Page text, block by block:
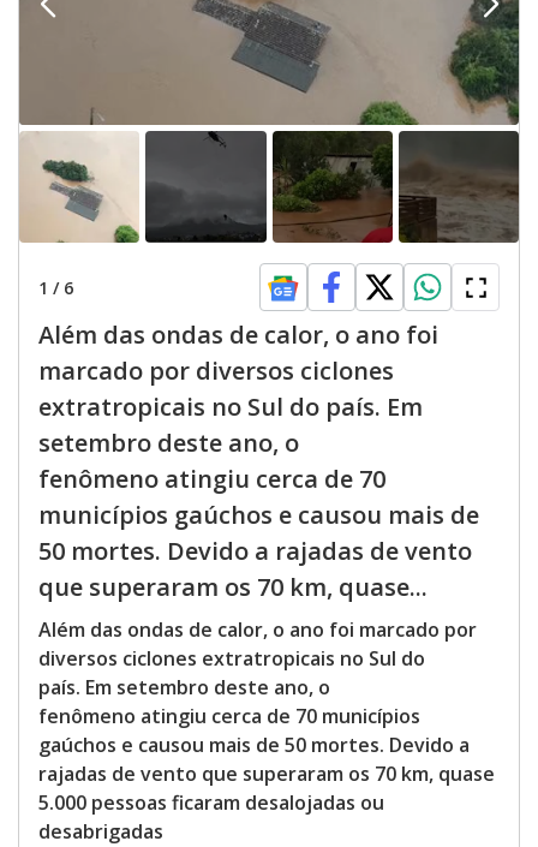
1 / 6
Além das ondas de calor, o ano foi
marcado por diversos ciclones
extratropicais no Sul do país. Em
setembro deste ano, o
fenômeno atingiu cerca de 70
municípios gaúchos e causou mais de
50 mortes. Devido a rajadas de vento
que superaram os 70 km, quase...
Além das ondas de calor, o ano foi marcado por
diversos ciclones extratropicais no Sul do
país. Em setembro deste ano, o
fenômeno atingiu cerca de 70 municípios
gaúchos e causou mais de 50 mortes. Devido a
rajadas de vento que superaram os 70 km, quase
5.000 pessoas ficaram desalojadas ou
desabrigadas